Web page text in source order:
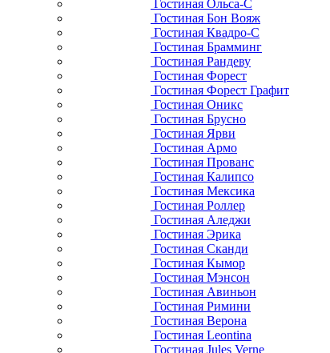
Гостиная Ольса-С
Гостиная Бон Вояж
Гостиная Квадро-С
Гостиная Брамминг
Гостиная Рандеву
Гостиная Форест
Гостиная Форест Графит
Гостиная Оникс
Гостиная Брусно
Гостиная Ярви
Гостиная Армо
Гостиная Прованс
Гостиная Калипсо
Гостиная Мексика
Гостиная Роллер
Гостиная Аледжи
Гостиная Эрика
Гостиная Сканди
Гостиная Кымор
Гостиная Мэнсон
Гостиная Авиньон
Гостиная Римини
Гостиная Верона
Гостиная Leontina
Гостиная Jules Verne